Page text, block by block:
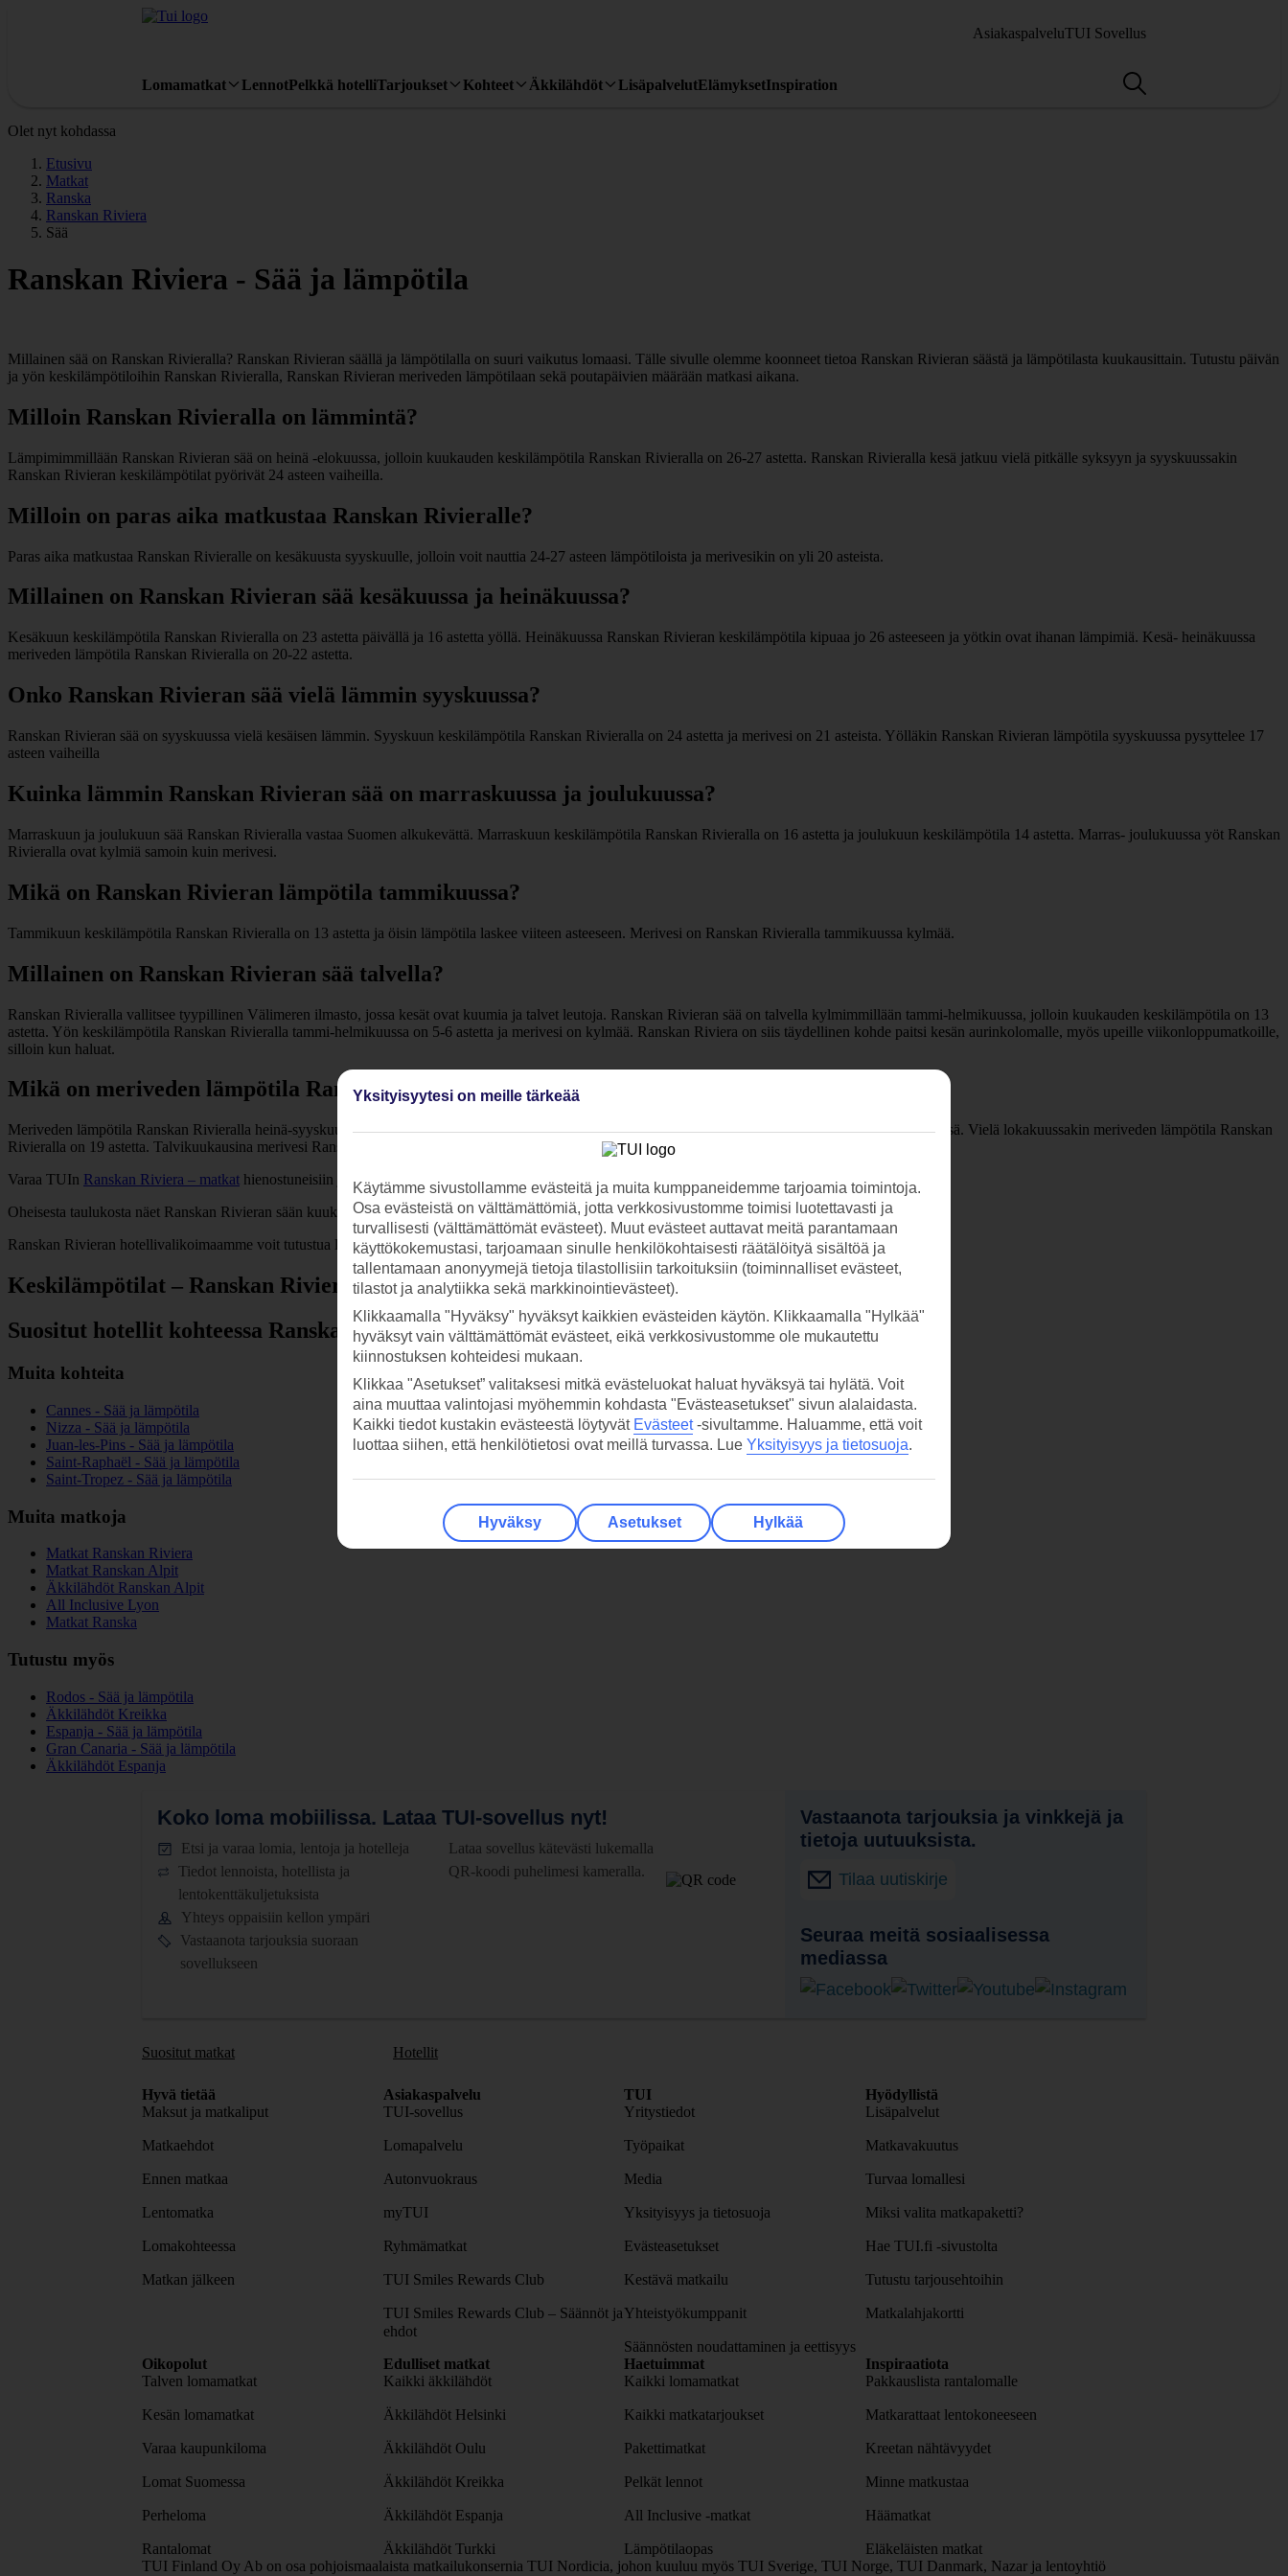
AsiakaspalveluTUI Sovellus
Lomamatkat LennotPelkkä hotelliTarjoukset Kohteet Äkkilähdöt LisäpalvelutElämyksetInspiration
Olet nyt kohdassa
Etusivu
Matkat
Ranska
Ranskan Riviera
Sää
Ranskan Riviera - Sää ja lämpötila
Millainen sää on Ranskan Rivieralla? Ranskan Rivieran säällä ja lämpötilalla on suuri vaikutus lomaasi. Tälle sivulle olemme koonneet tietoa Ranskan Rivieran säästä ja lämpötilasta kuukausittain. Tutustu päivän
ja yön keskilämpötiloihin Ranskan Rivieralla, Ranskan Rivieran meriveden lämpötilaan sekä poutapäivien määrään matkasi aikana.
Milloin Ranskan Rivieralla on lämmintä?
Lämpimimmillään Ranskan Rivieran sää on heinä -elokuussa, jolloin kuukauden keskilämpötila Ranskan Rivieralla on 26-27 astetta. Ranskan Rivieralla kesä jatkuu vielä pitkälle syksyyn ja syyskuussakin
Ranskan Rivieran keskilämpötilat pyörivät 24 asteen vaiheilla.
Milloin on paras aika matkustaa Ranskan Rivieralle?
Paras aika matkustaa Ranskan Rivieralle on kesäkuusta syyskuulle, jolloin voit nauttia 24-27 asteen lämpötiloista ja merivesikin on yli 20 asteista.
Millainen on Ranskan Rivieran sää kesäkuussa ja heinäkuussa?
Kesäkuun keskilämpötila Ranskan Rivieralla on 23 astetta päivällä ja 16 astetta yöllä. Heinäkuussa Ranskan Rivieran keskilämpötila kipuaa jo 26 asteeseen ja yötkin ovat ihanan lämpimiä. Kesä- heinäkuussa
meriveden lämpötila Ranskan Rivieralla on 20-22 astetta.
Onko Ranskan Rivieran sää vielä lämmin syyskuussa?
Ranskan Rivieran sää on syyskuussa vielä kesäisen lämmin. Syyskuun keskilämpötila Ranskan Rivieralla on 24 astetta ja merivesi on 21 asteista. Yölläkin Ranskan Rivieran lämpötila syyskuussa pysyttelee 17
asteen vaiheilla
Kuinka lämmin Ranskan Rivieran sää on marraskuussa ja joulukuussa?
Marraskuun ja joulukuun sää Ranskan Rivieralla vastaa Suomen alkukevättä. Marraskuun keskilämpötila Ranskan Rivieralla on 16 astetta ja joulukuun keskilämpötila 14 astetta. Marras- joulukuussa yöt Ranskan
Rivieralla ovat kylmiä samoin kuin merivesi.
Mikä on Ranskan Rivieran lämpötila tammikuussa?
Tammikuun keskilämpötila Ranskan Rivieralla on 13 astetta ja öisin lämpötila laskee viiteen asteeseen. Merivesi on Ranskan Rivieralla tammikuussa kylmää.
Millainen on Ranskan Rivieran sää talvella?
Ranskan Rivieralla vallitsee tyypillinen Välimeren ilmasto, jossa kesät ovat kuumia ja talvet leutoja. Ranskan Rivieran sää on talvella kylmimmillään tammi-helmikuussa, jolloin kuukauden keskilämpötila on 13
astetta. Yön keskilämpötila Ranskan Rivieralla tammi-helmikuussa on 5-6 astetta ja merivesi on kylmää. Ranskan Riviera on siis täydellinen kohde paitsi kesän aurinkolomalle, myös upeille viikonloppumatkoille,
silloin kun haluat.
Mikä on meriveden lämpötila Ranskan Rivieralla?
Meriveden lämpötila Ranskan Rivieralla heinä-syyskuussa on 21-23 astetta, joten luvassa on ihania, pitkiä uintihetkiä lämpimässä, kristallinkirkkaassa vedessä. Vielä lokakuussakin meriveden lämpötila Ranskan
Rivieralla on 19 astetta. Talvikuukausina merivesi Ranskan Rivieralla on kylmää.
Varaa TUIn Ranskan Riviera – matkat hienostuneisiin ja ylellisiin lomakohteisiin.
Oheisesta taulukosta näet Ranskan Rivieran sään kuukausittain.
Ranskan Rivieran hotellivalikoimaamme voit tutustua lähemmin alempaa.
Keskilämpötilat – Ranskan Riviera
Suositut hotellit kohteessa Ranskan Riviera
Muita kohteita
Cannes - Sää ja lämpötila
Nizza - Sää ja lämpötila
Juan-les-Pins - Sää ja lämpötila
Saint-Raphaël - Sää ja lämpötila
Saint-Tropez - Sää ja lämpötila
Muita matkoja
Matkat Ranskan Riviera
Matkat Ranskan Alpit
Äkkilähdöt Ranskan Alpit
All Inclusive Lyon
Matkat Ranska
Tutustu myös
Rodos - Sää ja lämpötila
Äkkilähdöt Kreikka
Espanja - Sää ja lämpötila
Gran Canaria - Sää ja lämpötila
Äkkilähdöt Espanja
Koko loma mobiilissa. Lataa TUI-sovellus nyt!
Etsi ja varaa lomia, lentoja ja hotelleja
Tiedot lennoista, hotellista ja
lentokenttäkuljetuksista
Yhteys oppaisiin kellon ympäri
Vastaanota tarjouksia suoraan
sovellukseen
Lataa sovellus kätevästi lukemalla
QR-koodi puhelimesi kameralla.
Vastaanota tarjouksia ja vinkkejä ja
tietoja uutuuksista.
Tilaa uutiskirje
Seuraa meitä sosiaalisessa
mediassa
Suositut matkat Hotellit
Hyvä tietää
Maksut ja matkaliput
Matkaehdot
Ennen matkaa
Lentomatka
Lomakohteessa
Matkan jälkeen
Asiakaspalvelu
TUI-sovellus
Lomapalvelu
Autonvuokraus
myTUI
Ryhmämatkat
TUI Smiles Rewards Club
TUI Smiles Rewards Club – Säännöt ja
ehdot
TUI
Yritystiedot
Työpaikat
Media
Yksityisyys ja tietosuoja
Evästeasetukset
Kestävä matkailu
Yhteistyökumppanit
Säännösten noudattaminen ja eettisyys
Hyödyllistä
Lisäpalvelut
Matkavakuutus
Turvaa lomallesi
Miksi valita matkapaketti?
Hae TUI.fi -sivustolta
Tutustu tarjousehtoihin
Matkalahjakortti
Oikopolut
Talven lomamatkat
Kesän lomamatkat
Varaa kaupunkiloma
Lomat Suomessa
Perheloma
Rantalomat
Edulliset matkat
Kaikki äkkilähdöt
Äkkilähdöt Helsinki
Äkkilähdöt Oulu
Äkkilähdöt Kreikka
Äkkilähdöt Espanja
Äkkilähdöt Turkki
Haetuimmat
Kaikki lomamatkat
Kaikki matkatarjoukset
Pakettimatkat
Pelkät lennot
All Inclusive -matkat
Lämpötilaopas
Inspiraatiota
Pakkauslista rantalomalle
Matkarattaat lentokoneeseen
Kreetan nähtävyydet
Minne matkustaa
Häämatkat
Eläkeläisten matkat
TUI Finland Oy Ab on osa pohjoismaalaista matkailukonsernia TUI Nordicia, johon kuuluu myös TUI Sverige, TUI Norge, TUI Danmark, Nazar ja lentoyhtiö
Yksityisyytesi on meille tärkeää
Käytämme sivustollamme evästeitä ja muita kumppaneidemme tarjoamia toimintoja.
Osa evästeistä on välttämättömiä, jotta verkkosivustomme toimisi luotettavasti ja
turvallisesti (välttämättömät evästeet). Muut evästeet auttavat meitä parantamaan
käyttökokemustasi, tarjoamaan sinulle henkilökohtaisesti räätälöityä sisältöä ja
tallentamaan anonyymejä tietoja tilastollisiin tarkoituksiin (toiminnalliset evästeet,
tilastot ja analytiikka sekä markkinointievästeet).
Klikkaamalla "Hyväksy" hyväksyt kaikkien evästeiden käytön. Klikkaamalla "Hylkää"
hyväksyt vain välttämättömät evästeet, eikä verkkosivustomme ole mukautettu
kiinnostuksen kohteidesi mukaan.
Klikkaa "Asetukset” valitaksesi mitkä evästeluokat haluat hyväksyä tai hylätä. Voit
aina muuttaa valintojasi myöhemmin kohdasta "Evästeasetukset" sivun alalaidasta.
Kaikki tiedot kustakin evästeestä löytyvät Evästeet-sivultamme. Haluamme, että voit
luottaa siihen, että henkilötietosi ovat meillä turvassa. Lue Yksityisyys ja tietosuoja.
Hyväksy Asetukset Hylkää